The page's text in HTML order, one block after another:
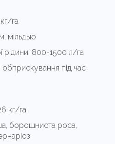
га
мільдью
800-1500 л/га
обприскування під час
кг/га
борошниста роса,